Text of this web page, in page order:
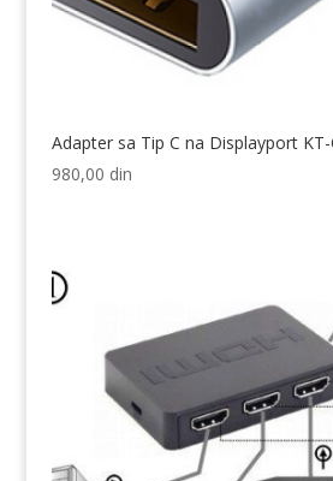
Adapter sa Tip C na Displayport KT-
980,00 din